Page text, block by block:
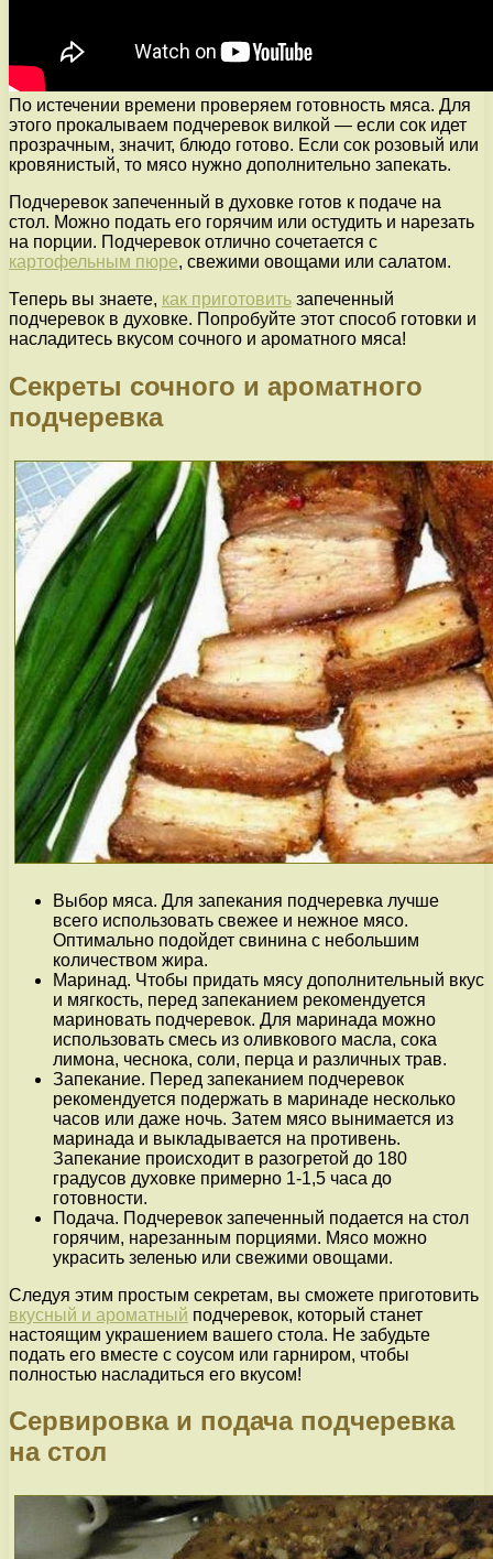
По истечении времени проверяем готовность мяса. Для
этого прокалываем подчеревок вилкой — если сок идет
прозрачным, значит, блюдо готово. Если сок розовый или
кровянистый, то мясо нужно дополнительно запекать.
Подчеревок запеченный в духовке готов к подаче на
стол. Можно подать его горячим или остудить и нарезать
на порции. Подчеревок отлично сочетается с
картофельным пюре, свежими овощами или салатом.
Теперь вы знаете, как приготовить запеченный
подчеревок в духовке. Попробуйте этот способ готовки и
насладитесь вкусом сочного и ароматного мяса!
Секреты сочного и ароматного
подчеревка
Выбор мяса. Для запекания подчеревка лучше
всего использовать свежее и нежное мясо.
Оптимально подойдет свинина с небольшим
количеством жира.
Маринад. Чтобы придать мясу дополнительный вкус
и мягкость, перед запеканием рекомендуется
мариновать подчеревок. Для маринада можно
использовать смесь из оливкового масла, сока
лимона, чеснока, соли, перца и различных трав.
Запекание. Перед запеканием подчеревок
рекомендуется подержать в маринаде несколько
часов или даже ночь. Затем мясо вынимается из
маринада и выкладывается на противень.
Запекание происходит в разогретой до 180
градусов духовке примерно 1-1,5 часа до
готовности.
Подача. Подчеревок запеченный подается на стол
горячим, нарезанным порциями. Мясо можно
украсить зеленью или свежими овощами.
Следуя этим простым секретам, вы сможете приготовить
вкусный и ароматный подчеревок, который станет
настоящим украшением вашего стола. Не забудьте
подать его вместе с соусом или гарниром, чтобы
полностью насладиться его вкусом!
Сервировка и подача подчеревка
на стол